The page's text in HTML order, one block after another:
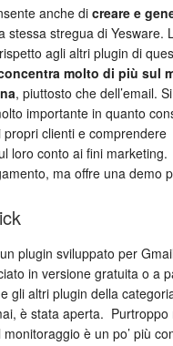
anche dicreare e
stessa stregua di Yesware.
agli altri plugin di
molto di più sul
, piuttosto che dell’email.
importante in quanto
propri clienti e
loro conto ai fini
ma offre una demo
plugin sviluppato per
in versione gratuita o a
gli altri plugin della
è stata aperta. Purtroppo
è un po’ più